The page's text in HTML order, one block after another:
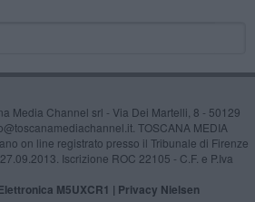
Media Channel srl - Via Dei Martelli, 8 - 50129
TOSCANA MEDIA
on line registrato presso il Tribunale di Firenze
Iscrizione ROC 22105 - C.F. e P.Iva
M5UXCR1 | Privacy Nielsen